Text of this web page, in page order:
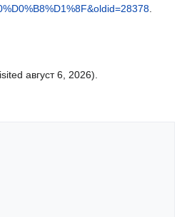
август 6, 2026).